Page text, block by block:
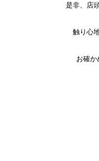
是非、店
触り心
お確